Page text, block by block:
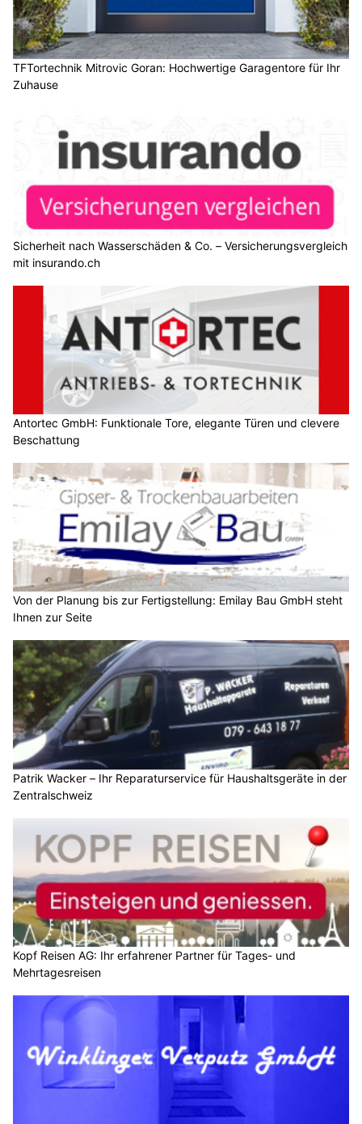
TFTortechnik Mitrovic Goran: Hochwertige Garagentore für Ihr
Zuhause
Sicherheit nach Wasserschäden & Co. – Versicherungsvergleich
mit insurando.ch
Antortec GmbH: Funktionale Tore, elegante Türen und clevere
Beschattung
Von der Planung bis zur Fertigstellung: Emilay Bau GmbH steht
Ihnen zur Seite
Patrik Wacker – Ihr Reparaturservice für Haushaltsgeräte in der
Zentralschweiz
Kopf Reisen AG: Ihr erfahrener Partner für Tages- und
Mehrtagesreisen